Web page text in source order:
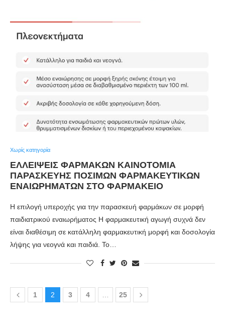
Χωρίς κατηγορία
ΕΛΛΕΊΨΕΙΣ ΦΑΡΜΆΚΩΝ ΚΑΙΝΟΤΟΜΊΑ
ΠΑΡΑΣΚΕΥΉΣ ΠΌΣΙΜΩΝ ΦΑΡΜΑΚΕΥΤΙΚΏΝ
ΕΝΑΙΩΡΗΜΆΤΩΝ ΣΤΟ ΦΑΡΜΑΚΕΊΟ
Η επιλογή υπεροχής για την παρασκευή φαρμάκων σε μορφή
παιδιατρικού εναιωρήματος Η φαρμακευτική αγωγή συχνά δεν
είναι διαθέσιμη σε κατάλληλη φαρμακευτική μορφή και δοσολογία
λήψης για νεογνά και παιδιά. Το…
1 2 3 4 … 25